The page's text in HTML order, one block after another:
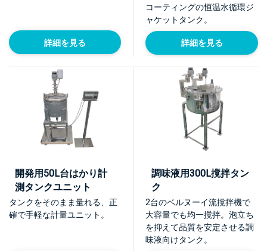
詳細を見る
コーティングの恒温水循環ジ
ャケットタンク。
詳細を見る
開発用50L台はかり計
測タンクユニット
タンクをそのまま量れる、正
確で手軽な計量ユニット。
調味液用300L撹拌タン
ク
2台のベルヌーイ流撹拌機で
大容量でも均一撹拌。泡立ち
を抑えて品質を安定させる調
味液向けタンク。